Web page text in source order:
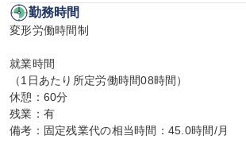
勤務時間
変形労働時間制
就業時間
（1日あたり所定労働時間08時間）
休憩：60分
残業：有
備考：固定残業代の相当時間：45.0時間/月